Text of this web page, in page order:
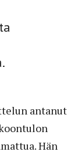
antanut
Hän